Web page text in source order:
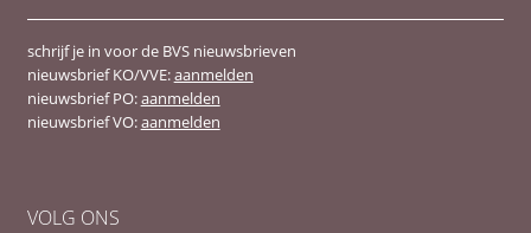
schrijf je in voor de BVS nieuwsbrieven
nieuwsbrief KO/VVE:aanmelden
nieuwsbrief PO:aanmelden
nieuwsbrief VO:aanmelden
VOLG ONS